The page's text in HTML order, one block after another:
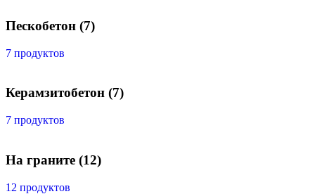
Пескобетон (7)
7 продуктов
Керамзитобетон (7)
7 продуктов
На граните (12)
12 продуктов